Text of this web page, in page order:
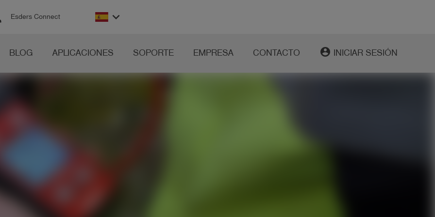
Esders Connect keyboard_arrow_down
BLOG APLICACIONES SOPORTE EMPRESA CONTACTO account_circle INICIAR SESIÓN